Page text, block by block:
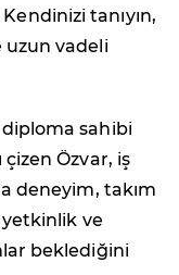
tanıyın,
uzun vadeli
diploma sahibi
çizen Özvar, iş
deneyim, takım
yetkinlik ve
beklediğini